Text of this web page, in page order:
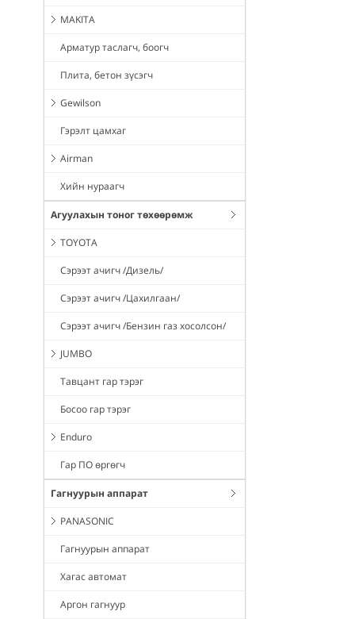
MAKITA
Арматур таслагч, боогч
Плита, бетон зүсэгч
Gewilson
Гэрэлт цамхаг
Airman
Хийн нураагч
Агуулахын тоног төхөөрөмж
TOYOTA
Сэрээт ачигч /Дизель/
Сэрээт ачигч /Цахилгаан/
Сэрээт ачигч /Бензин газ хосолсон/
JUMBO
Тавцант гар тэрэг
Босоо гар тэрэг
Enduro
Гар ПО өргөгч
Гагнуурын аппарат
PANASONIC
Гагнуурын аппарат
Хагас автомат
Аргон гагнуур